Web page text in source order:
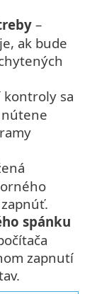
–
ak bude
kontroly sa
spánku
zapnutí